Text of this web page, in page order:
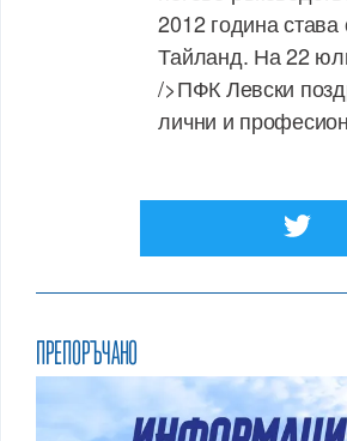
2012 година
Тайланд. На 22
/>ПФК Левски
лични и
ПРЕПОРЪЧАНО